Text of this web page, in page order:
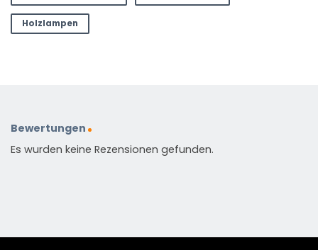
Holzlampen
Bewertungen
Es wurden keine Rezensionen gefunden.